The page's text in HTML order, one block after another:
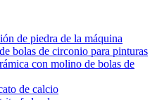
de piedra de la máquina
bolas de circonio para pinturas
con molino de bolas de
de calcio